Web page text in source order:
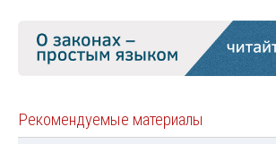
Рекомендуемые материалы